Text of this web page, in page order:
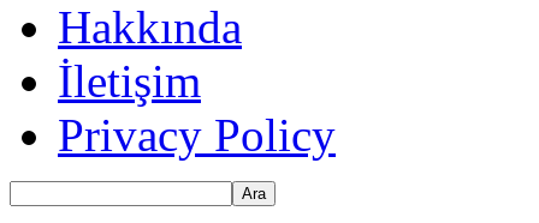
Hakkında
İletişim
Privacy Policy
Ara